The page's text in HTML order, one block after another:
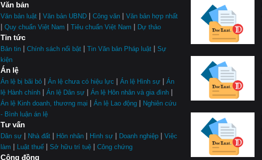
Văn bản
Văn bản luật |Văn bản UBND |Công văn |Văn bản hợp nhất
|Quy chuẩn Việt Nam |Tiêu chuẩn Việt Nam | Dự thảo
Tin tức
Bản tin |Chính sách nổi bật |Tin Văn bản Pháp luật |Sự
kiện
Án lệ
Án lệ bị bãi bỏ |Án lệ chưa có hiệu lực |Án lệ Hình sự |Án
lệ Hành chính |Án lệ Dân sự |Án lệ Hôn nhân và gia đình |
Án lệ Kinh doanh, thương mại |Án lệ Lao động | Nghiên cứu
- Bình luận án lệ
Tư vấn
Dân sự | Nhà đất | Hôn nhân | Hình sự | Doanh nghiệp |Việc
làm | Luật thuế |Sở hữu trí tuệ |Công chứng
Cộng đồng